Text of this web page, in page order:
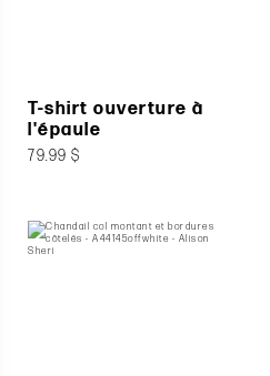
T-shirt ouverture à
l'épaule
79.99 $